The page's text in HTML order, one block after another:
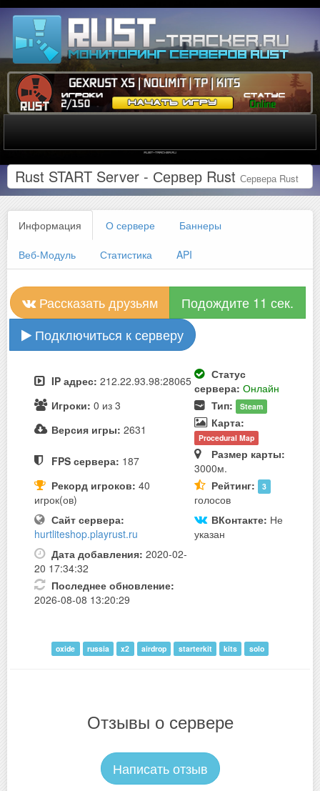
Rust START Server - Сервер Rust Сервера Rust
Информация О сервере Баннеры
Веб-Модуль Статистика API
Рассказать друзьям
Подождите 10 сек.
Подключиться к серверу
IP адрес: 212.22.93.98:28065
Статус
сервера: Онлайн
Игроки: 0 из 3 Тип: Steam
Версия игры: 2631 Карта:
Procedural Map
FPS сервера: 187
Размер карты:
3000м.
Рекорд игроков: 40
игрок(ов)
Рейтинг: 3
голосов
Сайт сервера:
hurtliteshop.playrust.ru
ВКонтакте: Не
указан
Дата добавления: 2020-02-
20 17:34:32
Последнее обновление:
2026-08-08 13:20:29
oxide russia x2 airdrop starterkit kits solo
Отзывы о сервере
Написать отзыв